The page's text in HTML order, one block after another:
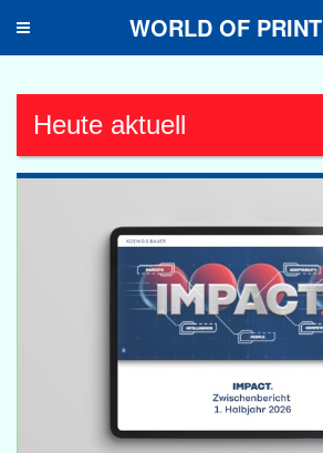
Toggle
WORLD OF PRINT
Heute aktuell